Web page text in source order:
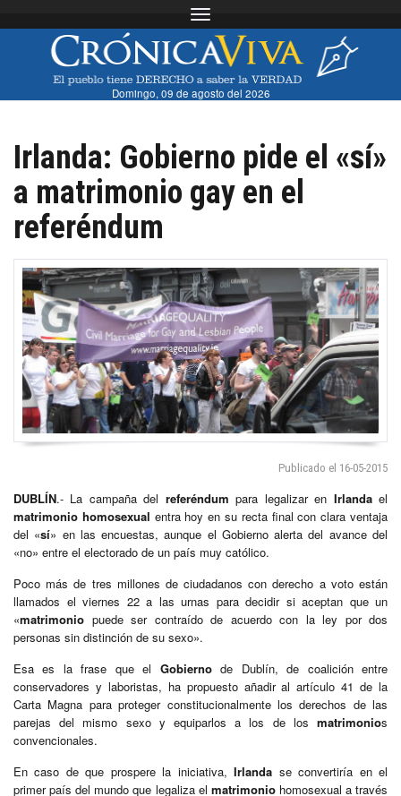
Toggle navigation
Domingo, 09 de agosto del 2026
Irlanda: Gobierno pide el «sí»
a matrimonio gay en el
referéndum
Publicado el 16-05-2015
DUBLÍN.- La campaña del referéndum para legalizar en Irlandael
matrimonio homosexual entra hoy en su recta final con clara ventaja
del «sí» en las encuestas, aunque el Gobierno alerta del avance del
«no» entre el electorado de un país muy católico.
Poco más de tres millones de ciudadanos con derecho a voto están
llamados el viernes 22 a las urnas para decidir si aceptan que un
«matrimonio puede ser contraído de acuerdo con la ley por dos
personas sin distinción de su sexo».
Esa es la frase que el Gobiernode Dublín, de coalición entre
conservadores y laboristas, ha propuesto añadir al artículo 41 de la
Carta Magna para proteger constitucionalmente los derechos de las
parejas del mismo sexo y equiparlos a los de los matrimonios
convencionales.
En caso de que prospere la iniciativa,Irlanda se convertiría en el
primer país del mundo que legaliza el matrimoniohomosexual a través